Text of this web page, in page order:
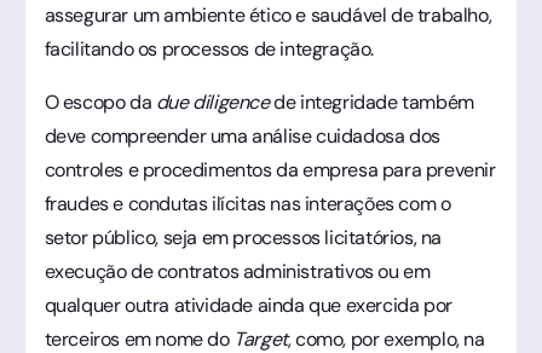
assegurar um ambiente ético e saudável de trabalho,
facilitando os processos de integração.
O escopo da due diligencede integridade também
deve compreender uma análise cuidadosa dos
controles e procedimentos da empresa para prevenir
fraudes e condutas ilícitas nas interações com o
setor público, seja em processos licitatórios, na
execução de contratos administrativos ou em
qualquer outra atividade ainda que exercida por
terceiros em nome do Target, como, por exemplo, na